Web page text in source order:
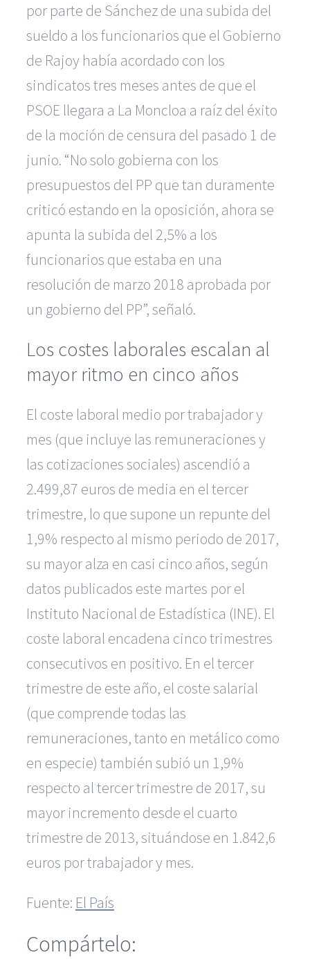
por parte de Sánchez de una subida del
sueldo a los funcionarios que el Gobierno
de Rajoy había acordado con los
sindicatos tres meses antes de que el
PSOE llegara a La Moncloa a raíz del éxito
de la moción de censura del pasado 1 de
junio. “No solo gobierna con los
presupuestos del PP que tan duramente
criticó estando en la oposición, ahora se
apunta la subida del 2,5% a los
funcionarios que estaba en una
resolución de marzo 2018 aprobada por
un gobierno del PP”, señaló.
Los costes laborales escalan al
mayor ritmo en cinco años
El coste laboral medio por trabajador y
mes (que incluye las remuneraciones y
las cotizaciones sociales) ascendió a
2.499,87 euros de media en el tercer
trimestre, lo que supone un repunte del
1,9% respecto al mismo periodo de 2017,
su mayor alza en casi cinco años, según
datos publicados este martes por el
Instituto Nacional de Estadística (INE). El
coste laboral encadena cinco trimestres
consecutivos en positivo. En el tercer
trimestre de este año, el coste salarial
(que comprende todas las
remuneraciones, tanto en metálico como
en especie) también subió un 1,9%
respecto al tercer trimestre de 2017, su
mayor incremento desde el cuarto
trimestre de 2013, situándose en 1.842,6
euros por trabajador y mes.
Fuente: El País
Compártelo: